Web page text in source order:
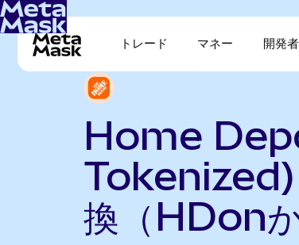
トレード マネー 開発者
Home
Tokenized)
換（HDon